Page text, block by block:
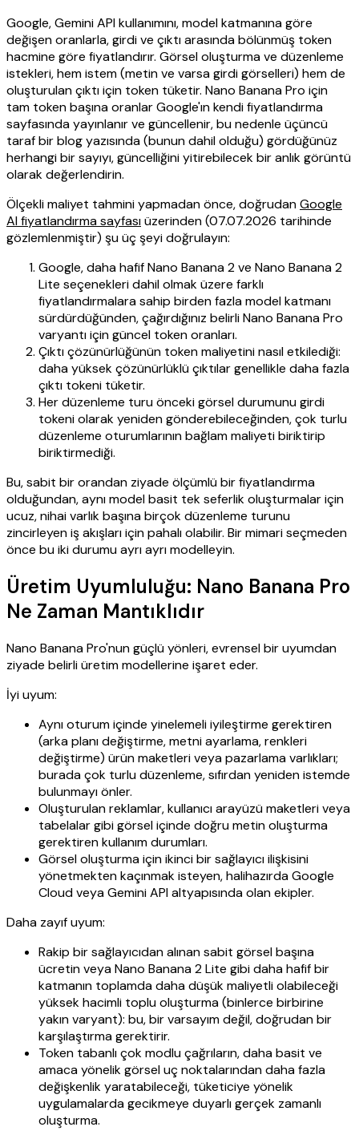
Google, Gemini API kullanımını, model katmanına göre
değişen oranlarla, girdi ve çıktı arasında bölünmüş token
hacmine göre fiyatlandırır. Görsel oluşturma ve düzenleme
istekleri, hem istem (metin ve varsa girdi görselleri) hem de
oluşturulan çıktı için token tüketir. Nano Banana Pro için
tam token başına oranlar Google'ın kendi fiyatlandırma
sayfasında yayınlanır ve güncellenir, bu nedenle üçüncü
taraf bir blog yazısında (bunun dahil olduğu) gördüğünüz
herhangi bir sayıyı, güncelliğini yitirebilecek bir anlık görüntü
olarak değerlendirin.
Ölçekli maliyet tahmini yapmadan önce, doğrudanGoogle
AI fiyatlandırma sayfasıüzerinden (07.07.2026 tarihinde
gözlemlenmiştir) şu üç şeyi doğrulayın:
Google, daha hafif Nano Banana 2 ve Nano Banana 2
Lite seçenekleri dahil olmak üzere farklı
fiyatlandırmalara sahip birden fazla model katmanı
sürdürdüğünden, çağırdığınız belirli Nano Banana Pro
varyantı için güncel token oranları.
Çıktı çözünürlüğünün token maliyetini nasıl etkilediği:
daha yüksek çözünürlüklü çıktılar genellikle daha fazla
çıktı tokeni tüketir.
Her düzenleme turu önceki görsel durumunu girdi
tokeni olarak yeniden gönderebileceğinden, çok turlu
düzenleme oturumlarının bağlam maliyeti biriktirip
biriktirmediği.
Bu, sabit bir orandan ziyade ölçümlü bir fiyatlandırma
olduğundan, aynı model basit tek seferlik oluşturmalar için
ucuz, nihai varlık başına birçok düzenleme turunu
zincirleyen iş akışları için pahalı olabilir. Bir mimari seçmeden
önce bu iki durumu ayrı ayrı modelleyin.
Üretim Uyumluluğu: Nano Banana Pro
Ne Zaman Mantıklıdır
Nano Banana Pro'nun güçlü yönleri, evrensel bir uyumdan
ziyade belirli üretim modellerine işaret eder.
İyi uyum:
Aynı oturum içinde yinelemeli iyileştirme gerektiren
(arka planı değiştirme, metni ayarlama, renkleri
değiştirme) ürün maketleri veya pazarlama varlıkları;
burada çok turlu düzenleme, sıfırdan yeniden istemde
bulunmayı önler.
Oluşturulan reklamlar, kullanıcı arayüzü maketleri veya
tabelalar gibi görsel içinde doğru metin oluşturma
gerektiren kullanım durumları.
Görsel oluşturma için ikinci bir sağlayıcı ilişkisini
yönetmekten kaçınmak isteyen, halihazırda Google
Cloud veya Gemini API altyapısında olan ekipler.
Daha zayıf uyum:
Rakip bir sağlayıcıdan alınan sabit görsel başına
ücretin veya Nano Banana 2 Lite gibi daha hafif bir
katmanın toplamda daha düşük maliyetli olabileceği
yüksek hacimli toplu oluşturma (binlerce birbirine
yakın varyant): bu, bir varsayım değil, doğrudan bir
karşılaştırma gerektirir.
Token tabanlı çok modlu çağrıların, daha basit ve
amaca yönelik görsel uç noktalarından daha fazla
değişkenlik yaratabileceği, tüketiciye yönelik
uygulamalarda gecikmeye duyarlı gerçek zamanlı
oluşturma.